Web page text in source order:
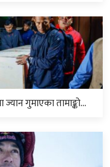
गुमाएका तामाङ्को…